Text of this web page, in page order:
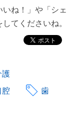
ね！」や「シェ
してくださいね。
護
腔
歯